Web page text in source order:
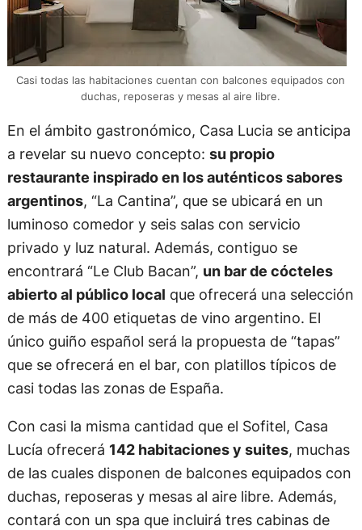
Casi todas las habitaciones cuentan con balcones equipados con
duchas, reposeras y mesas al aire libre.
En el ámbito gastronómico, Casa Lucia se anticipa
a revelar su nuevo concepto: su propio
restaurante inspirado en los auténticos sabores
argentinos, “La Cantina”, que se ubicará en un
luminoso comedor y seis salas con servicio
privado y luz natural. Además, contiguo se
encontrará “Le Club Bacan”, un bar de cócteles
abierto al público local que ofrecerá una selección
de más de 400 etiquetas de vino argentino. El
único guiño español será la propuesta de “tapas”
que se ofrecerá en el bar, con platillos típicos de
casi todas las zonas de España.
Con casi la misma cantidad que el Sofitel, Casa
Lucía ofrecerá 142 habitaciones y suites, muchas
de las cuales disponen de balcones equipados con
duchas, reposeras y mesas al aire libre. Además,
contará con un spa que incluirá tres cabinas de